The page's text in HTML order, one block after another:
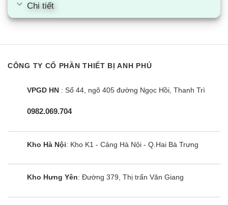
Chi tiết
CÔNG TY CỔ PHẦN THIẾT BỊ ANH PHÚ
VPGD HN : Số 44, ngõ 405 đường Ngọc Hồi, Thanh Trì
0982.069.704
Kho Hà Nội: Kho K1 - Cảng Hà Nội - Q.Hai Bà Trưng
Kho Hưng Yên: Đường 379, Thị trấn Văn Giang